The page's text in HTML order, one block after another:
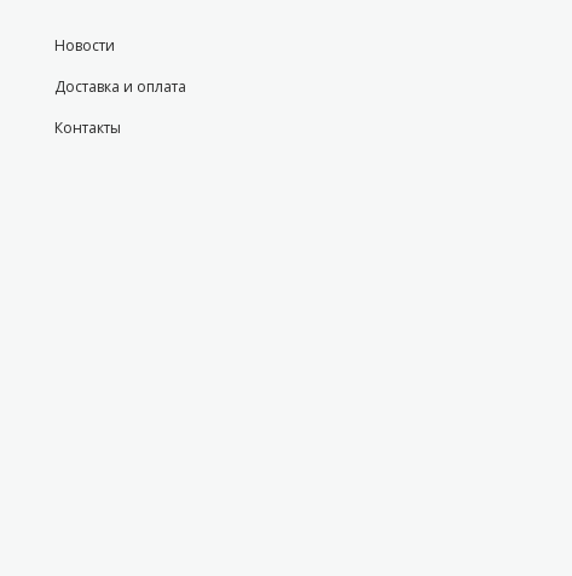
Новости
Доставка и оплата
Контакты